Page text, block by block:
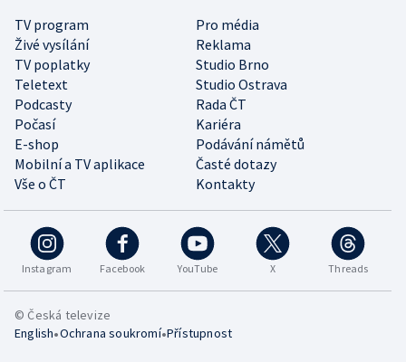
TV program
Pro média
Živé vysílání
Reklama
TV poplatky
Studio Brno
Teletext
Studio Ostrava
Podcasty
Rada ČT
Počasí
Kariéra
E-shop
Podávání námětů
Mobilní a TV aplikace
Časté dotazy
Vše o ČT
Kontakty
Instagram Facebook YouTube X Threads
© Česká televize
English•Ochrana soukromí•Přístupnost